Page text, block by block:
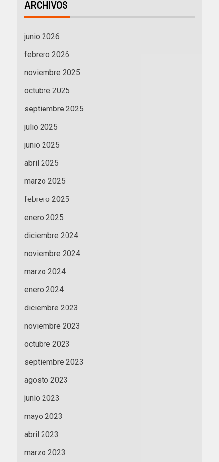
ARCHIVOS
junio 2026
febrero 2026
noviembre 2025
octubre 2025
septiembre 2025
julio 2025
junio 2025
abril 2025
marzo 2025
febrero 2025
enero 2025
diciembre 2024
noviembre 2024
marzo 2024
enero 2024
diciembre 2023
noviembre 2023
octubre 2023
septiembre 2023
agosto 2023
junio 2023
mayo 2023
abril 2023
marzo 2023